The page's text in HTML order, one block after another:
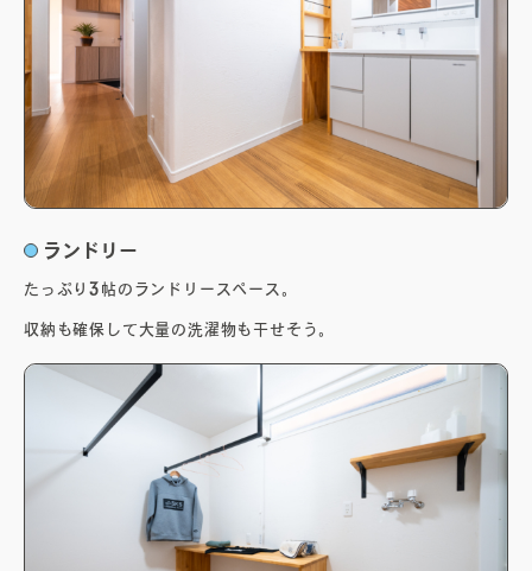
ランドリー
たっぷり3帖のランドリースペース。
収納も確保して大量の洗濯物も干せそう。